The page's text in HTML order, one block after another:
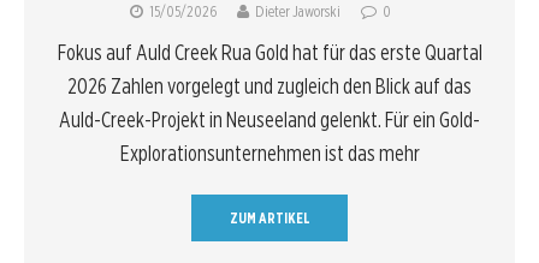
15/05/2026 Dieter Jaworski 0
Fokus auf Auld Creek Rua Gold hat für das erste Quartal
2026 Zahlen vorgelegt und zugleich den Blick auf das
Auld-Creek-Projekt in Neuseeland gelenkt. Für ein Gold-
Explorationsunternehmen ist das mehr
ZUM ARTIKEL